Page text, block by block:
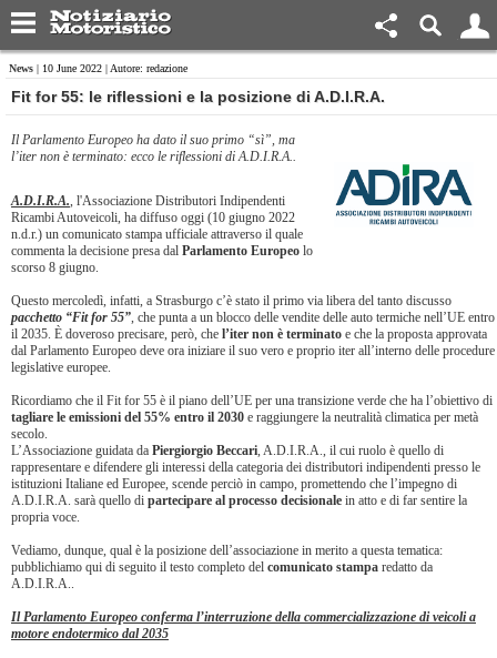
News | 10 June 2022 | Autore: redazione
​Fit for 55: le riflessioni e la posizione di A.D.I.R.A.
Il Parlamento Europeo ha dato il suo primo “sì”, ma
l’iter non è terminato: ecco le riflessioni di A.D.I.R.A..
A.D.I.R.A., l'Associazione Distributori Indipendenti
Ricambi Autoveicoli, ha diffuso oggi (10 giugno 2022
n.d.r.) un comunicato stampa ufficiale attraverso il quale
commenta la decisione presa dal Parlamento Europeo lo
scorso 8 giugno.
Questo mercoledì, infatti, a Strasburgo c’è stato il primo via libera del tanto discusso
pacchetto “Fit for 55”, che punta a un blocco delle vendite delle auto termiche nell’UE entro
il 2035. È doveroso precisare, però, che l’iter non è terminato e che la proposta approvata
dal Parlamento Europeo deve ora iniziare il suo vero e proprio iter all’interno delle procedure
legislative europee.
Ricordiamo che il Fit for 55 è il piano dell’UE per una transizione verde che ha l’obiettivo di
tagliare le emissioni del 55% entro il 2030 e raggiungere la neutralità climatica per metà
secolo.
L’Associazione guidata da Piergiorgio Beccari, A.D.I.R.A., il cui ruolo è quello di
rappresentare e difendere gli interessi della categoria dei distributori indipendenti presso le
istituzioni Italiane ed Europee, scende perciò in campo, promettendo che l’impegno di
A.D.I.R.A. sarà quello di partecipare al processo decisionale in atto e di far sentire la
propria voce.
Vediamo, dunque, qual è la posizione dell’associazione in merito a questa tematica:
pubblichiamo qui di seguito il testo completo del comunicato stampa redatto da
A.D.I.R.A..
Il Parlamento Europeo conferma l’interruzione della commercializzazione di veicoli a
motore endotermico dal 2035